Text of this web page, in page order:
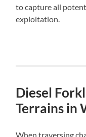
to capture all
exploitation.
Diesel
Terrains in
When traversing